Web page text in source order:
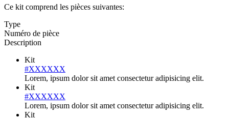
Ce kit comprend les pièces suivantes:
Type
Numéro de pièce
Description
Kit
#XXXXXX
Lorem, ipsum dolor sit amet consectetur adipisicing elit.
Kit
#XXXXXX
Lorem, ipsum dolor sit amet consectetur adipisicing elit.
Kit